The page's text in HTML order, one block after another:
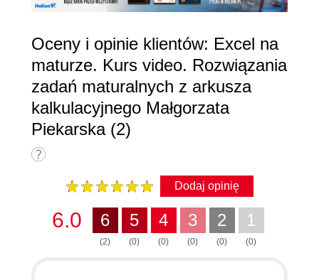
Oceny i opinie klientów: Excel na
maturze. Kurs video. Rozwiązania
zadań maturalnych z arkusza
kalkulacyjnego Małgorzata
Piekarska (2)
Dodaj opinię
6.0 6
(2)
5
(0)
4
(0)
3
(0)
2
(0)
1
(0)